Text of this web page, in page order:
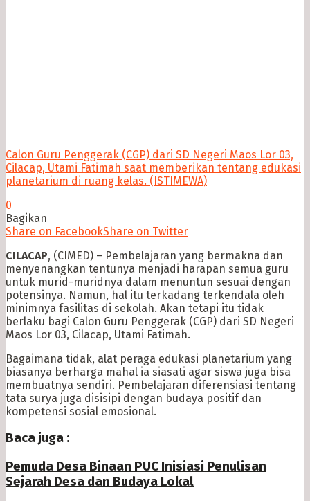
Calon Guru Penggerak (CGP) dari SD Negeri Maos Lor 03,
Cilacap, Utami Fatimah saat memberikan tentang edukasi
planetarium di ruang kelas. (ISTIMEWA)
0
Bagikan
Share on FacebookShare on Twitter
CILACAP, (CIMED) – Pembelajaran yang bermakna dan
menyenangkan tentunya menjadi harapan semua guru
untuk murid-muridnya dalam menuntun sesuai dengan
potensinya. Namun, hal itu terkadang terkendala oleh
minimnya fasilitas di sekolah. Akan tetapi itu tidak
berlaku bagi Calon Guru Penggerak (CGP) dari SD Negeri
Maos Lor 03, Cilacap, Utami Fatimah.
Bagaimana tidak, alat peraga edukasi planetarium yang
biasanya berharga mahal ia siasati agar siswa juga bisa
membuatnya sendiri. Pembelajaran diferensiasi tentang
tata surya juga disisipi dengan budaya positif dan
kompetensi sosial emosional.
Baca juga :
Pemuda Desa Binaan PUC Inisiasi Penulisan
Sejarah Desa dan Budaya Lokal